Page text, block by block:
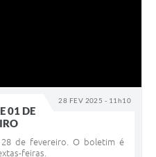
28 FEV 2025 - 11h10
01 DE
de fevereiro. O boletim é
feiras.